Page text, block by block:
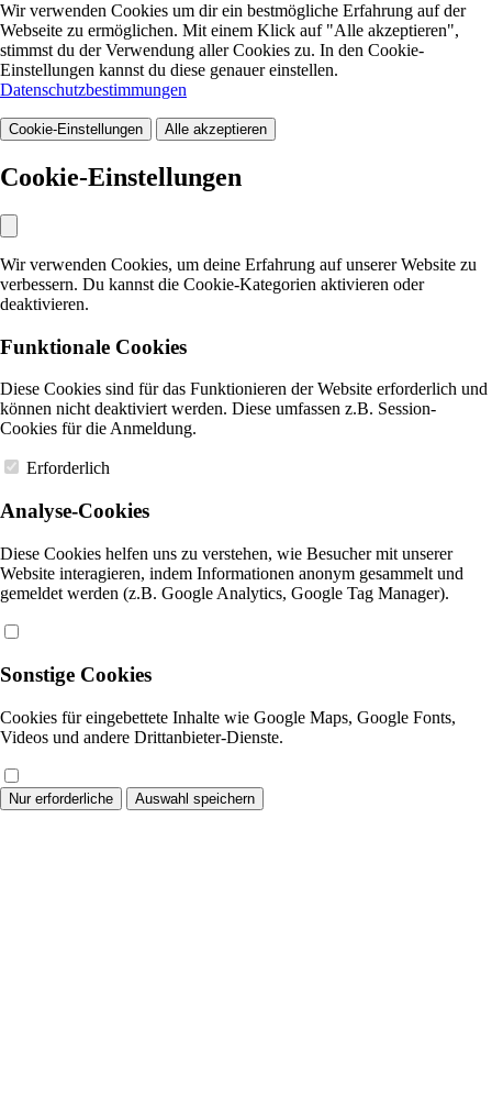
Wir verwenden Cookies um dir ein bestmögliche Erfahrung auf der
Webseite zu ermöglichen. Mit einem Klick auf "Alle akzeptieren",
stimmst du der Verwendung aller Cookies zu. In den Cookie-
Einstellungen kannst du diese genauer einstellen.
Datenschutzbestimmungen
Cookie-Einstellungen Alle akzeptieren
Cookie-Einstellungen
Wir verwenden Cookies, um deine Erfahrung auf unserer Website zu
verbessern. Du kannst die Cookie-Kategorien aktivieren oder
deaktivieren.
Funktionale Cookies
Diese Cookies sind für das Funktionieren der Website erforderlich und
können nicht deaktiviert werden. Diese umfassen z.B. Session-
Cookies für die Anmeldung.
Erforderlich
Analyse-Cookies
Diese Cookies helfen uns zu verstehen, wie Besucher mit unserer
Website interagieren, indem Informationen anonym gesammelt und
gemeldet werden (z.B. Google Analytics, Google Tag Manager).
Sonstige Cookies
Cookies für eingebettete Inhalte wie Google Maps, Google Fonts,
Videos und andere Drittanbieter-Dienste.
Nur erforderliche Auswahl speichern